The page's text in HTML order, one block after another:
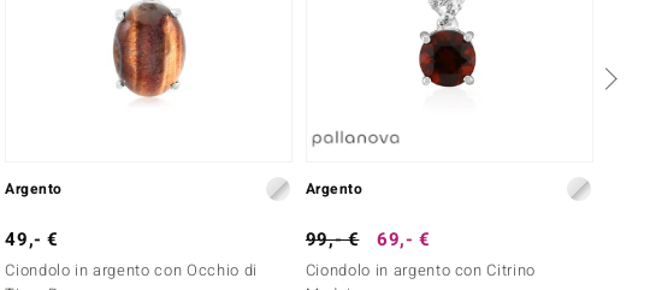
Argento
49,- €
Ciondolo in argento con Occhio di
Argento
99,- € 69,- €
Ciondolo in argento con Citrino